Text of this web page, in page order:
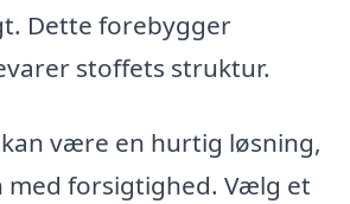
Dette forebygger
stoffets struktur.
være en hurtig løsning,
med forsigtighed. Vælg et